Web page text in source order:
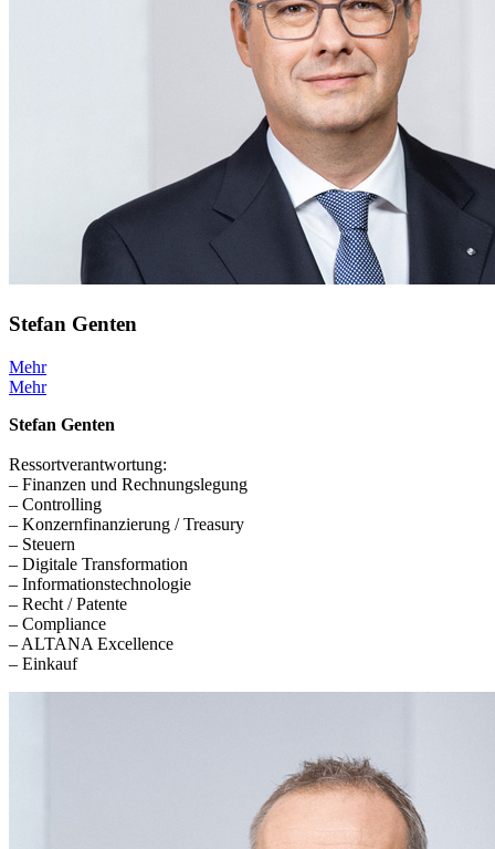
Stefan Genten
Mehr
Mehr
Stefan Genten
Ressortverantwortung:
– Finanzen und Rechnungslegung
– Controlling
– Konzernfinanzierung / Treasury
– Steuern
– Digitale Transformation
– Informationstechnologie
– Recht / Patente
– Compliance
– ALTANA Excellence
– Einkauf